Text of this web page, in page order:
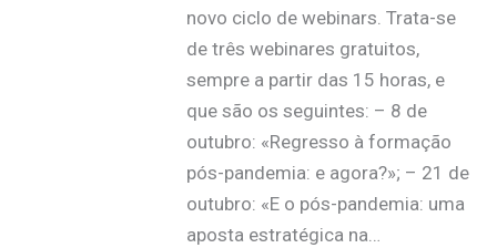
novo ciclo de webinars. Trata-se
de três webinares gratuitos,
sempre a partir das 15 horas, e
que são os seguintes: – 8 de
outubro: «Regresso à formação
pós-pandemia: e agora?»; – 21 de
outubro: «E o pós-pandemia: uma
aposta estratégica na…